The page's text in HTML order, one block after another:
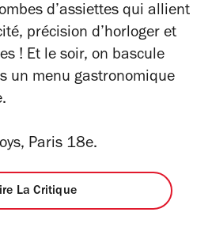
d’assiettes qui allient
précision d’horloger et
! Et le soir, on bascule
un menu gastronomique
Paris 18e.
La Critique